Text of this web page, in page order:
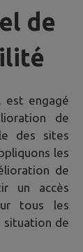
de
est engagé
de
des sites
les
de
un accès
tous les
situation de